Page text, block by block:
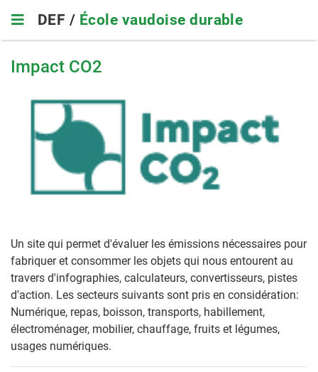
main
navigation
DEF / École vaudoise durable
Impact CO2
Un site qui permet d'évaluer les émissions nécessaires pour
fabriquer et consommer les objets qui nous entourent au
travers d'infographies, calculateurs, convertisseurs, pistes
d'action. Les secteurs suivants sont pris en considération:
Numérique, repas, boisson, transports, habillement,
électroménager, mobilier, chauffage, fruits et légumes,
usages numériques.